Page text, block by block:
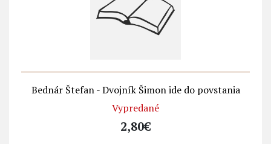
Bednár Štefan - Dvojník Šimon ide do povstania
Vypredané
2,80€